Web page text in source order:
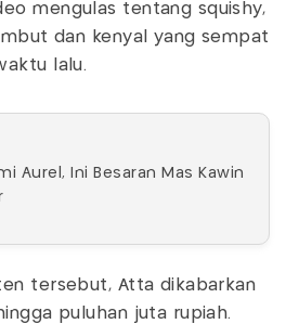
mengulas tentang squishy,
dan kenyal yang sempat
lalu.
Aurel, Ini Besaran Mas Kawin
tersebut, Atta dikabarkan
puluhan juta rupiah.